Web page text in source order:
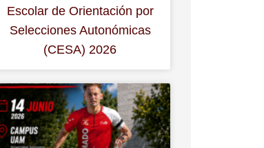
Escolar de Orientación por
Selecciones Autonómicas
(CESA) 2026